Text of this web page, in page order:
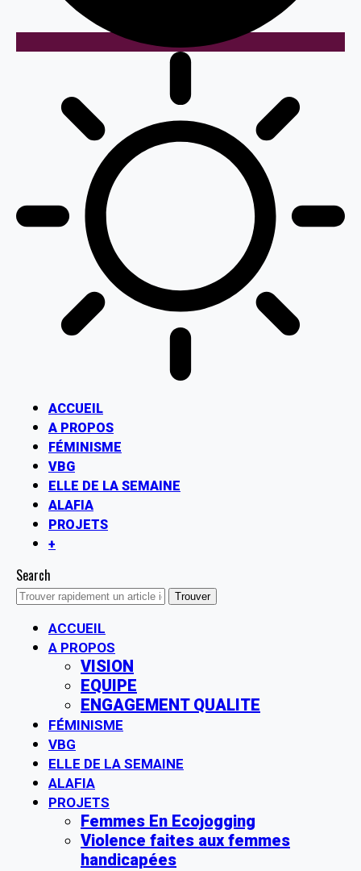
ACCUEIL
A PROPOS
FÉMINISME
VBG
ELLE DE LA SEMAINE
ALAFIA
PROJETS
+
Search
ACCUEIL
A PROPOS
VISION
EQUIPE
ENGAGEMENT QUALITE
FÉMINISME
VBG
ELLE DE LA SEMAINE
ALAFIA
PROJETS
Femmes En Ecojogging
Violence faites aux femmes
handicapées